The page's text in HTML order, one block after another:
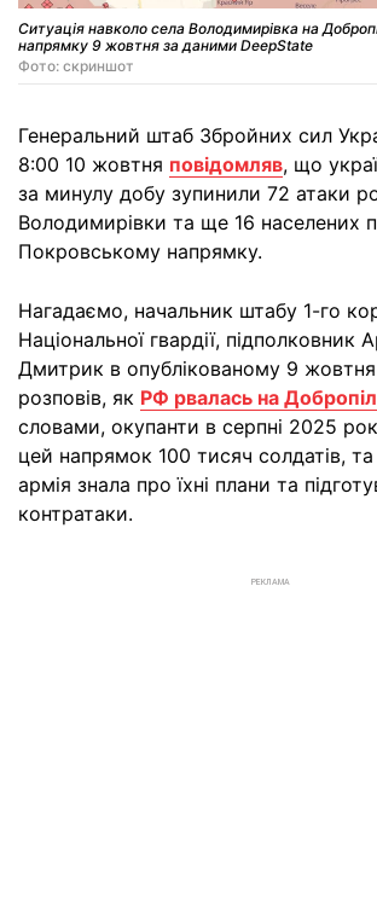
Ситуація навколо села Володимирівка на
напрямку 9 жовтня за даними DeepState
Фото: скриншот
Генеральний штаб Збройних сил
8:00 10 жовтня повідомляв, що
за минулу добу зупинили 72 атаки
Володимирівки та ще 16 населених
Покровському напрямку.
Нагадаємо, начальник штабу 1-го
Національної гвардії, підполковник
Дмитрик в опублікованому 9 жовтня
розповів, як РФ рвалась на
словами, окупанти в серпні 2025
цей напрямок 100 тисяч солдатів, та
армія знала про їхні плани та
контратаки.
РЕКЛАМА